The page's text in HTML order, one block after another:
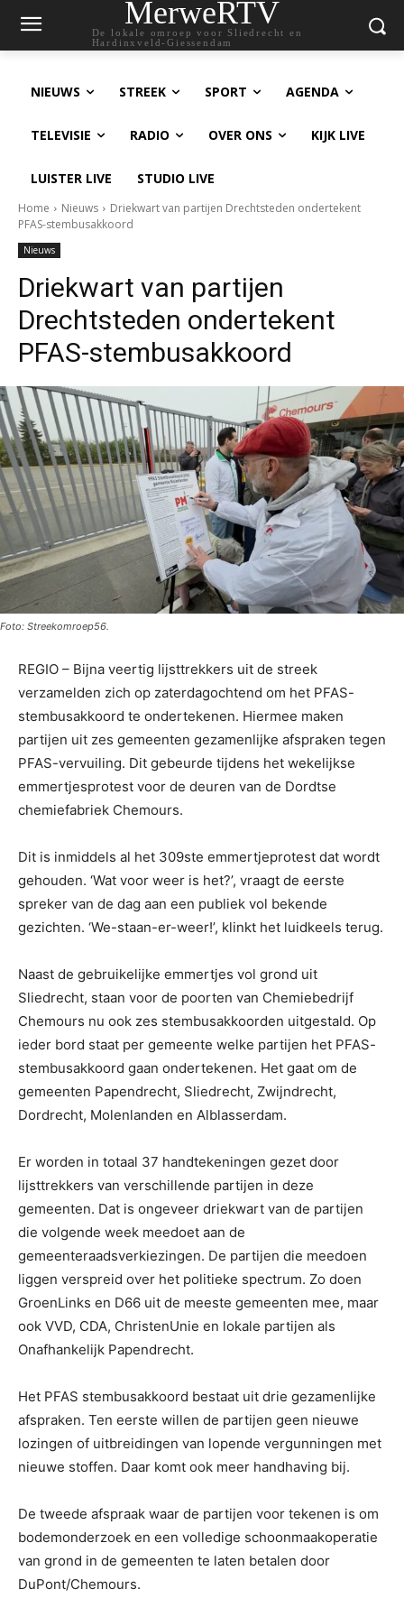
MerweRTV
De lokale omroep voor Sliedrecht en
Hardinxveld-Giessendam
NIEUWS STREEK SPORT AGENDA
TELEVISIE RADIO OVER ONS KIJK LIVE
LUISTER LIVE STUDIO LIVE
Home Nieuws
Driekwart van partijen Drechtsteden ondertekent
PFAS-stembusakkoord
Nieuws
Driekwart van partijen
Drechtsteden ondertekent
PFAS-stembusakkoord
Foto: Streekomroep56.
REGIO – Bijna veertig lijsttrekkers uit de streek
verzamelden zich op zaterdagochtend om het PFAS-
stembusakkoord te ondertekenen. Hiermee maken
partijen uit zes gemeenten gezamenlijke afspraken tegen
PFAS-vervuiling. Dit gebeurde tijdens het wekelijkse
emmertjesprotest voor de deuren van de Dordtse
chemiefabriek Chemours.
Dit is inmiddels al het 309ste emmertjeprotest dat wordt
gehouden. ‘Wat voor weer is het?’, vraagt de eerste
spreker van de dag aan een publiek vol bekende
gezichten. ‘We-staan-er-weer!’, klinkt het luidkeels terug.
Naast de gebruikelijke emmertjes vol grond uit
Sliedrecht, staan voor de poorten van Chemiebedrijf
Chemours nu ook zes stembusakkoorden uitgestald. Op
ieder bord staat per gemeente welke partijen het PFAS-
stembusakkoord gaan ondertekenen. Het gaat om de
gemeenten Papendrecht, Sliedrecht, Zwijndrecht,
Dordrecht, Molenlanden en Alblasserdam.
Er worden in totaal 37 handtekeningen gezet door
lijsttrekkers van verschillende partijen in deze
gemeenten. Dat is ongeveer driekwart van de partijen
die volgende week meedoet aan de
gemeenteraadsverkiezingen. De partijen die meedoen
liggen verspreid over het politieke spectrum. Zo doen
GroenLinks en D66 uit de meeste gemeenten mee, maar
ook VVD, CDA, ChristenUnie en lokale partijen als
Onafhankelijk Papendrecht.
Het PFAS stembusakkoord bestaat uit drie gezamenlijke
afspraken. Ten eerste willen de partijen geen nieuwe
lozingen of uitbreidingen van lopende vergunningen met
nieuwe stoffen. Daar komt ook meer handhaving bij.
De tweede afspraak waar de partijen voor tekenen is om
bodemonderzoek en een volledige schoonmaakoperatie
van grond in de gemeenten te laten betalen door
DuPont/Chemours.